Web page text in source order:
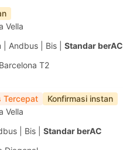
Vella
| Andbus Bis Standar berAC
T2
Tercepat Konfirmasi instan
Vella
Bis Standar berAC